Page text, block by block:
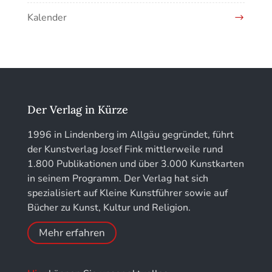
Kunstführer H
Kunstführer K
Kunstführer M
Kunstführer NO
Kunstführer PQ
Kunstführer R
löhe:porträts
Jahresschriften der DGC Deutsche Gesellschaft
für Chronometrie
Jahrbuch der Stiftung Thüringer Schlösser und
Gärten
Kalender
Der Verlag in Kürze
1996 in Lindenberg im Allgäu gegründet, führt
der Kunstverlag Josef Fink mittlerweile rund
1.800 Publikationen und über 3.000 Kunstkarten
in seinem Programm. Der Verlag hat sich
spezialisiert auf Kleine Kunstführer sowie auf
Bücher zu Kunst, Kultur und Religion.
Mehr erfahren